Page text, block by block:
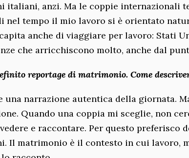
italiani, anzi. Ma le coppie internazionali
nel tempo il mio lavoro si è orientato
anche di viaggiare per lavoro: Stati
che arricchiscono molto, anche dal
reportage di matrimonio. Come
una narrazione autentica della giornata.
Quando una coppia mi sceglie, non
e raccontare. Per questo preferisco
Il matrimonio è il contesto in cui lavoro,